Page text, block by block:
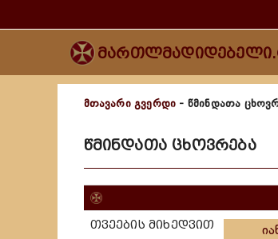
მთავარი გვერდი - წმინდათა
წმინდათა ცხოვრება
თვეების მიხედვით